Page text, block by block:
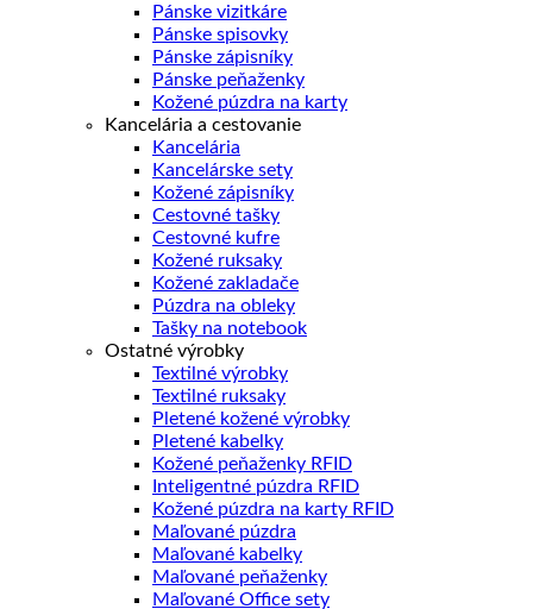
Pánske vizitkáre
Pánske spisovky
Pánske zápisníky
Pánske peňaženky
Kožené púzdra na karty
Kancelária a cestovanie
Kancelária
Kancelárske sety
Kožené zápisníky
Cestovné tašky
Cestovné kufre
Kožené ruksaky
Kožené zakladače
Púzdra na obleky
Tašky na notebook
Ostatné výrobky
Textilné výrobky
Textilné ruksaky
Pletené kožené výrobky
Pletené kabelky
Kožené peňaženky RFID
Inteligentné púzdra RFID
Kožené púzdra na karty RFID
Maľované púzdra
Maľované kabelky
Maľované peňaženky
Maľované Office sety